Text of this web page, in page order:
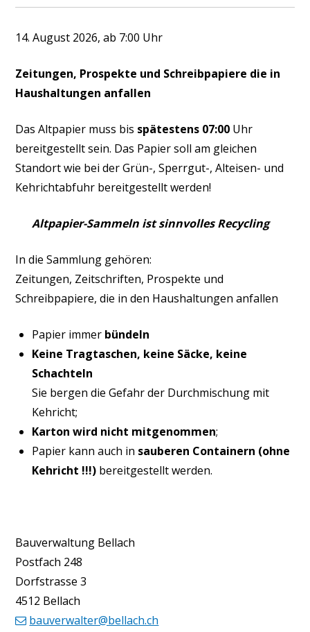
14. August 2026, ab 7:00 Uhr
Zeitungen, Prospekte und Schreibpapiere die in
Haushaltungen anfallen
Das Altpapier muss bis spätestens 07:00 Uhr
bereitgestellt sein. Das Papier soll am gleichen
Standort wie bei der Grün-, Sperrgut-, Alteisen- und
Kehrichtabfuhr bereitgestellt werden!
Altpapier-Sammeln ist sinnvolles Recycling
In die Sammlung gehören:
Zeitungen, Zeitschriften, Prospekte und
Schreibpapiere, die in den Haushaltungen anfallen
Papier immer bündeln
Keine Tragtaschen, keine Säcke, keine
Schachteln
Sie bergen die Gefahr der Durchmischung mit
Kehricht;
Karton wird nicht mitgenommen;
Papier kann auch in sauberen Containern (ohne
Kehricht !!!) bereitgestellt werden.
Bauverwaltung Bellach
Postfach 248
Dorfstrasse 3
4512 Bellach
bauverwalter@bellach.ch